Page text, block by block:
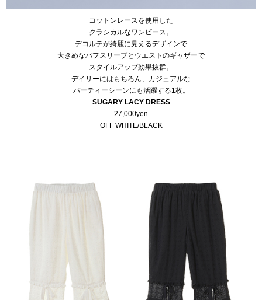
コットンレースを使用した
クラシカルなワンピース。
デコルテが綺麗に見えるデザインで
大きめなパフスリーブとウエストのギャザーで
スタイルアップ効果抜群。
デイリーにはもちろん、カジュアルな
パーティーシーンにも活躍する1枚。
SUGARY LACY DRESS
27,000yen
OFF WHITE/BLACK